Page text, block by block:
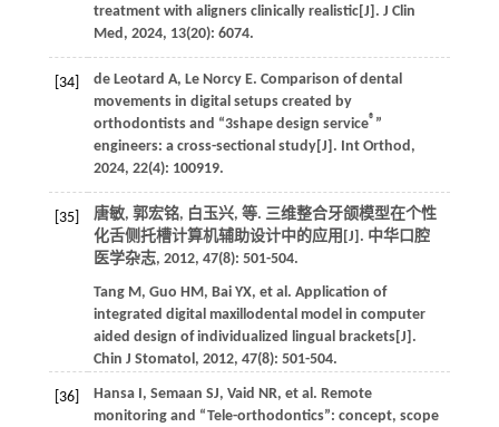
treatment with aligners clinically realistic[J]. J Clin
Med, 2024, 13(20): 6074.
[34] de Leotard A, Le Norcy E. Comparison of dental
movements in digital setups created by
orthodontists and “3shape design service® ”
engineers: a cross-sectional study[J]. Int Orthod,
2024, 22(4): 100919.
[35] 唐敏, 郭宏铭, 白玉兴, 等. 三维整合牙颌模型在个性
化舌侧托槽计算机辅助设计中的应用[J]. 中华口腔
医学杂志, 2012, 47(8): 501-504.
Tang M, Guo HM, Bai YX, et al. Application of
integrated digital maxillodental model in computer
aided design of individualized lingual brackets[J].
Chin J Stomatol, 2012, 47(8): 501-504.
[36] Hansa I, Semaan SJ, Vaid NR, et al. Remote
monitoring and “Tele-orthodontics”: concept, scope